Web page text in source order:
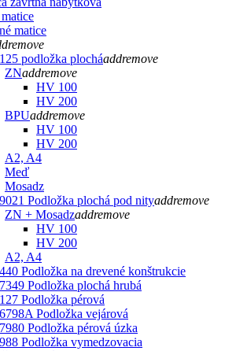
matice
remove
podložka plocháaddremove
ZNaddremove
HV 100
HV 200
BPUaddremove
HV 100
HV 200
A2, A4
Meď
Mosadz
Podložka plochá pod nityaddremove
ZN + Mosadzaddremove
HV 100
HV 200
A2, A4
Podložka na drevené konštrukcie
Podložka plochá hrubá
Podložka pérová
Podložka vejárová
Podložka pérová úzka
Podložka vymedzovacia